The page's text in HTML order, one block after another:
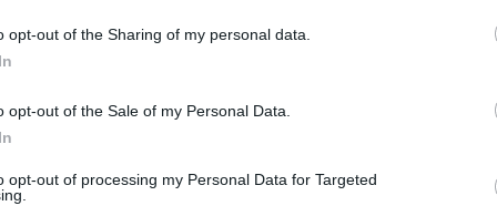
opt-out of the Sharing of my personal data.
opt-out of the Sale of my Personal Data.
opt-out of processing my Personal Data for Targeted
ad